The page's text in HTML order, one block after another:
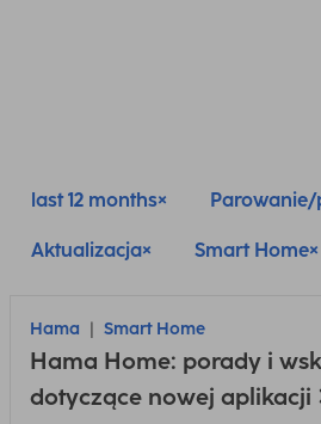
last 12 months Parowanie/
Aktualizacja Smart Home
Hama Smart Home
Hama Home: porady i
dotyczące nowej aplikacji